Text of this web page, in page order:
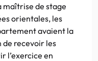
maîtrise de stage
orientales, les
avaient la
de recevoir les
l’exercice en